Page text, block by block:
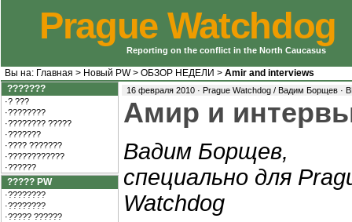
Prague Watchdog
Reporting on the conflict in the North Caucasus
Вы на: Главная > Новый PW> ОБЗОР НЕДЕЛИ > Amir and interviews
???????
·? ???
·????????
·???????? ?????
·???????
·???? ???????
·????????????
·??????
????? PW
·????????
·????????
·????? ??????
16 февраля 2010 · Prague Watchdog / Вадим Борщев ·
Амир и
Вадим Борщев,
специально для
Watchdog